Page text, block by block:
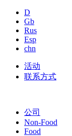
D
Gb
Rus
Esp
chn
活动
联系方式
公司
Non-Food
Food